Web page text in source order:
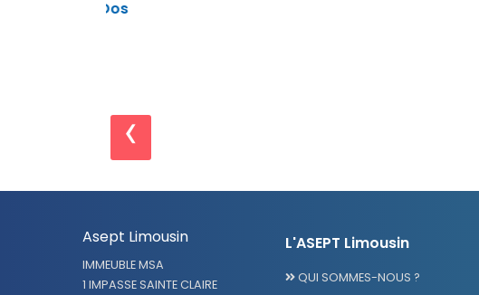
‹
Asept Limousin
IMMEUBLE MSA
1 IMPASSE SAINTE CLAIRE
L'ASEPT Limousin
QUI SOMMES-NOUS ?